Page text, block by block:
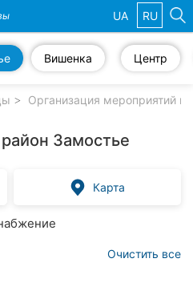
UA RU
Вишенка Центр
Организация мероприятий в
Замостье
Карта
Очистить все